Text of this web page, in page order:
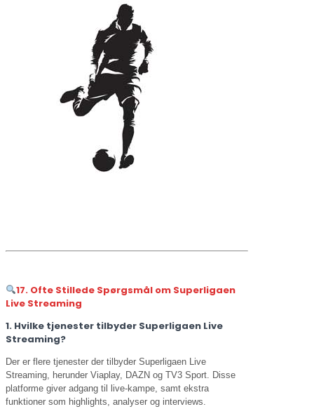
17. Ofte Stillede Spørgsmål om Superligaen
Live Streaming
1. Hvilke tjenester tilbyder Superligaen Live
Streaming?
Der er flere tjenester der tilbyder Superligaen Live
Streaming, herunder Viaplay, DAZN og TV3 Sport. Disse
platforme giver adgang til live-kampe, samt ekstra
funktioner som highlights, analyser og interviews.